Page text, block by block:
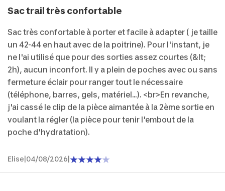
Sac trail très confortable
Sac très confortable à porter et facile à adapter ( je taille
un 42-44 en haut avec de la poitrine). Pour l'instant, je
ne l'ai utilisé que pour des sorties assez courtes (&lt;
2h), aucun inconfort. Il y a plein de poches avec ou sans
fermeture éclair pour ranger tout le nécessaire
(téléphone, barres, gels, matériel...). <br>En revanche,
j'ai cassé le clip de la pièce aimantée à la 2ème sortie en
voulant la régler (la pièce pour tenir l'embout de la
poche d'hydratation).
Elise 04/08/2026